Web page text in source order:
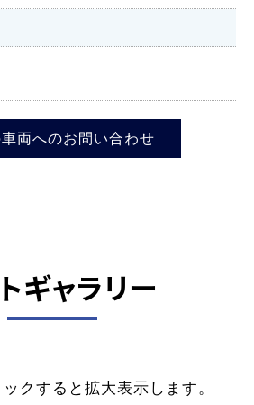
車両へのお問い合わせ
ギャラリー
クすると拡大表示します。